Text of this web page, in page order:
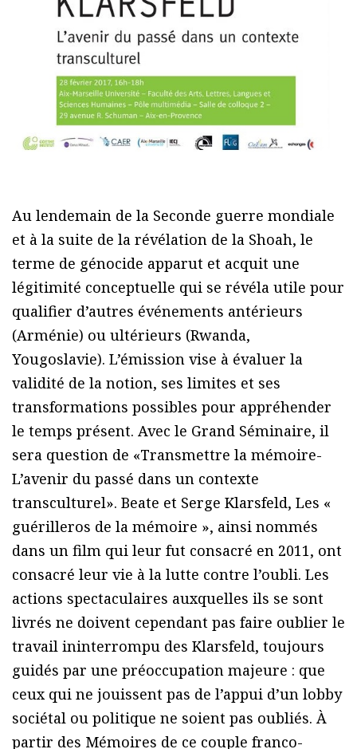
Au lendemain de la Seconde guerre mondiale
et à la suite de la révélation de la Shoah, le
terme de génocide apparut et acquit une
légitimité conceptuelle qui se révéla utile pour
qualifier d’autres événements antérieurs
(Arménie) ou ultérieurs (Rwanda,
Yougoslavie). L’émission vise à évaluer la
validité de la notion, ses limites et ses
transformations possibles pour appréhender
le temps présent. Avec le Grand Séminaire, il
sera question de «Transmettre la mémoire-
L’avenir du passé dans un contexte
transculturel». Beate et Serge Klarsfeld, Les «
guérilleros de la mémoire », ainsi nommés
dans un film qui leur fut consacré en 2011, ont
consacré leur vie à la lutte contre l’oubli. Les
actions spectaculaires auxquelles ils se sont
livrés ne doivent cependant pas faire oublier le
travail ininterrompu des Klarsfeld, toujours
guidés par une préoccupation majeure : que
ceux qui ne jouissent pas de l’appui d’un lobby
sociétal ou politique ne soient pas oubliés. À
partir des Mémoires de ce couple franco-